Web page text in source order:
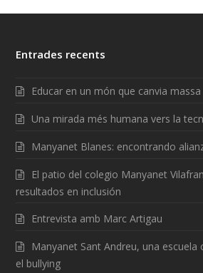
Entrades recents
Educar en un món que canvia
Una mirada més humana vers la
Manyanet Blanes: encontrando
El patio del colegio Manyanet
resultados en inclusión
Entrevista amb Marc Artigau
Manyanet Sant Andreu, una
el bullying